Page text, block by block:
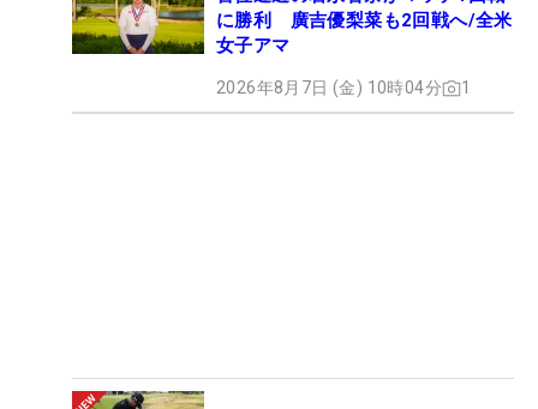
に勝利 廣吉優梨菜も2回戦へ/全米
女子アマ
2026年8月7日 (金) 10時04分 1